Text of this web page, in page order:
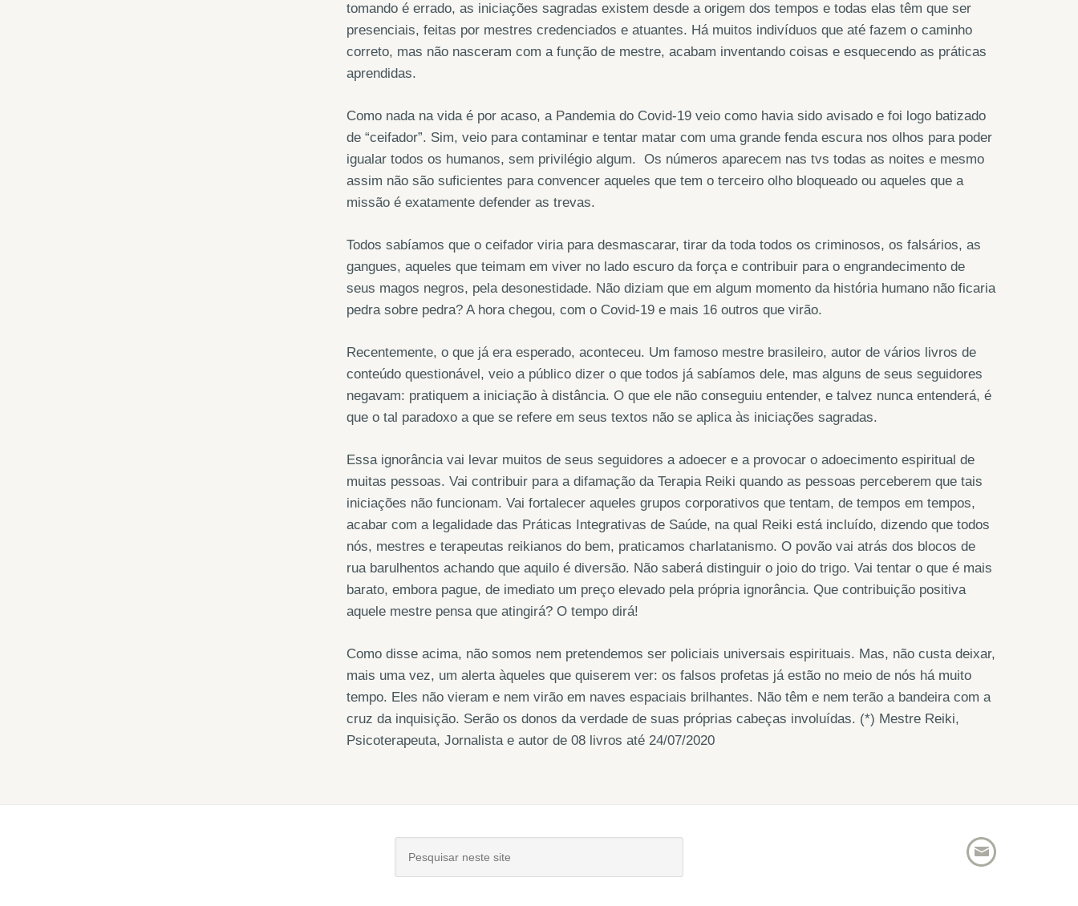
tomando é errado, as iniciações sagradas existem desde a origem dos tempos e todas elas têm que ser
presenciais, feitas por mestres credenciados e atuantes. Há muitos indivíduos que até fazem o caminho
correto, mas não nasceram com a função de mestre, acabam inventando coisas e esquecendo as práticas
aprendidas.
Como nada na vida é por acaso, a Pandemia do Covid-19 veio como havia sido avisado e foi logo batizado
de “ceifador”. Sim, veio para contaminar e tentar matar com uma grande fenda escura nos olhos para poder
igualar todos os humanos, sem privilégio algum. Os números aparecem nas tvs todas as noites e mesmo
assim não são suficientes para convencer aqueles que tem o terceiro olho bloqueado ou aqueles que a
missão é exatamente defender as trevas.
Todos sabíamos que o ceifador viria para desmascarar, tirar da toda todos os criminosos, os falsários, as
gangues, aqueles que teimam em viver no lado escuro da força e contribuir para o engrandecimento de
seus magos negros, pela desonestidade. Não diziam que em algum momento da história humano não ficaria
pedra sobre pedra? A hora chegou, com o Covid-19 e mais 16 outros que virão.
Recentemente, o que já era esperado, aconteceu. Um famoso mestre brasileiro, autor de vários livros de
conteúdo questionável, veio a público dizer o que todos já sabíamos dele, mas alguns de seus seguidores
negavam: pratiquem a iniciação à distância. O que ele não conseguiu entender, e talvez nunca entenderá, é
que o tal paradoxo a que se refere em seus textos não se aplica às iniciações sagradas.
Essa ignorância vai levar muitos de seus seguidores a adoecer e a provocar o adoecimento espiritual de
muitas pessoas. Vai contribuir para a difamação da Terapia Reiki quando as pessoas perceberem que tais
iniciações não funcionam. Vai fortalecer aqueles grupos corporativos que tentam, de tempos em tempos,
acabar com a legalidade das Práticas Integrativas de Saúde, na qual Reiki está incluído, dizendo que todos
nós, mestres e terapeutas reikianos do bem, praticamos charlatanismo. O povão vai atrás dos blocos de
rua barulhentos achando que aquilo é diversão. Não saberá distinguir o joio do trigo. Vai tentar o que é mais
barato, embora pague, de imediato um preço elevado pela própria ignorância. Que contribuição positiva
aquele mestre pensa que atingirá? O tempo dirá!
Como disse acima, não somos nem pretendemos ser policiais universais espirituais. Mas, não custa deixar,
mais uma vez, um alerta àqueles que quiserem ver: os falsos profetas já estão no meio de nós há muito
tempo. Eles não vieram e nem virão em naves espaciais brilhantes. Não têm e nem terão a bandeira com a
cruz da inquisição. Serão os donos da verdade de suas próprias cabeças involuídas. (*) Mestre Reiki,
Psicoterapeuta, Jornalista e autor de 08 livros até 24/07/2020